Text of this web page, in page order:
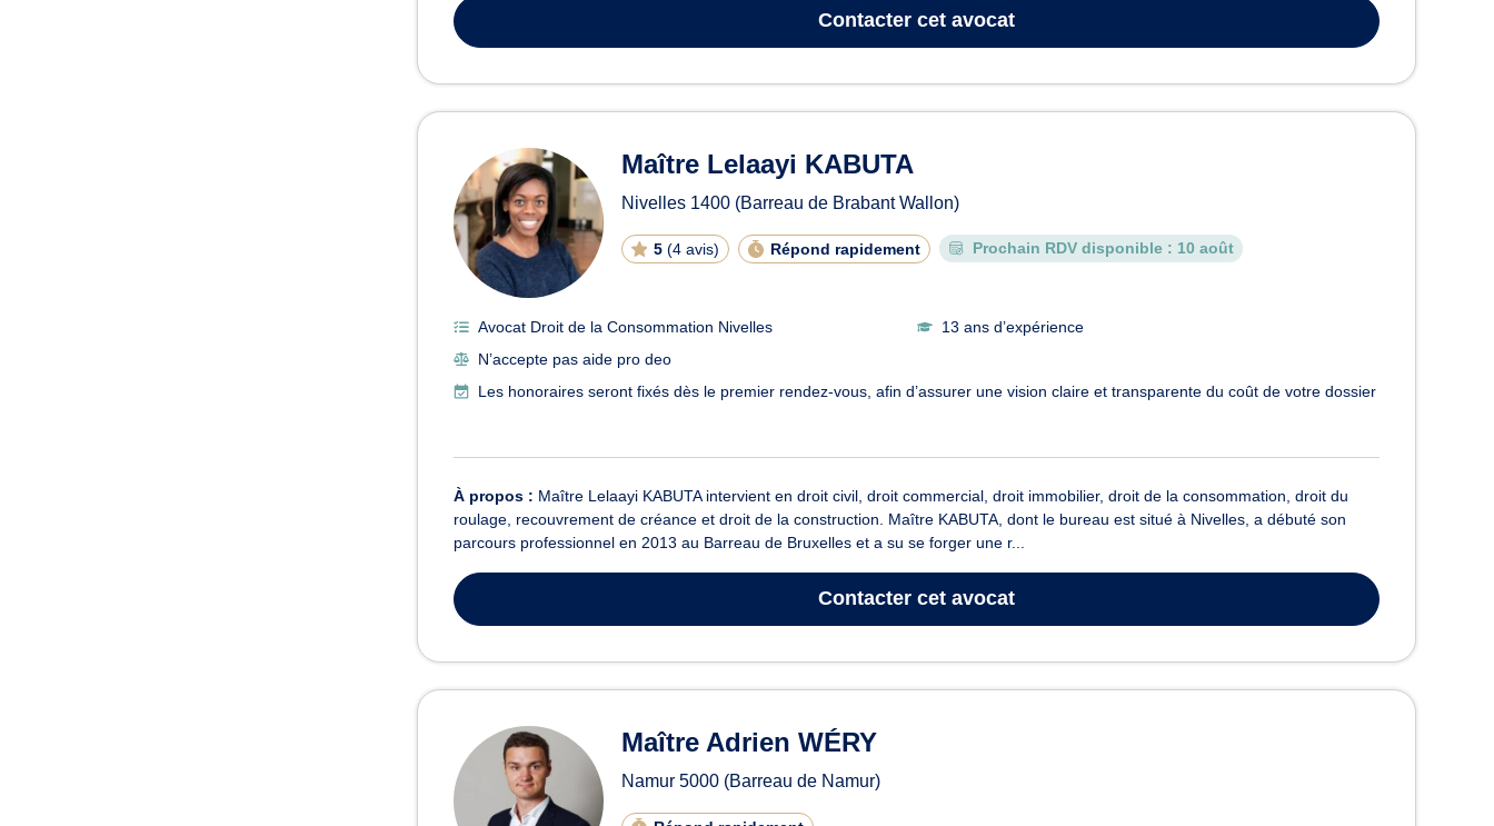
Contacter cet avocat
Maître Lelaayi KABUTA
Nivelles 1400 (Barreau de Brabant Wallon)
5 (4 avis) Répond rapidement Prochain RDV disponible : 10 août
Avocat Droit de la Consommation Nivelles
13 ans d’expérience
N’accepte pas aide pro deo
Les honoraires seront fixés dès le premier rendez-vous, afin d’assurer une vision claire et transparente du coût de votre dossier
À propos : Maître Lelaayi KABUTA intervient en droit civil, droit commercial, droit immobilier, droit de la consommation, droit du
roulage, recouvrement de créance et droit de la construction. Maître KABUTA, dont le bureau est situé à Nivelles, a débuté son
parcours professionnel en 2013 au Barreau de Bruxelles et a su se forger une r...
Contacter cet avocat
Maître Adrien WÉRY
Namur 5000 (Barreau de Namur)